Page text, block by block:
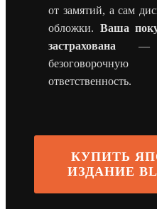
от замятий, а сам
обложки. Ваша
застрахована —
ответственность.
КУПИТЬ
ИЗДАНИЕ